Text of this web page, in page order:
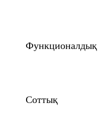
Функционалдық
Соттық